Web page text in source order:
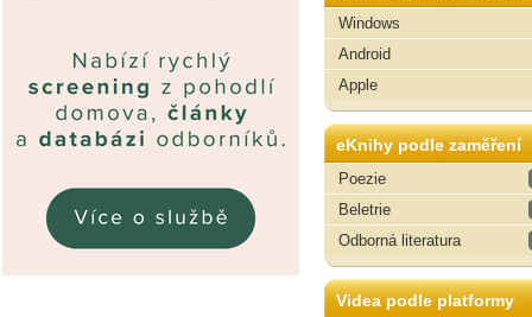
Windows
Android
Apple
eKnihy podle zaměření
Poezie
Beletrie
Odborná literatura
Videa podle platformy